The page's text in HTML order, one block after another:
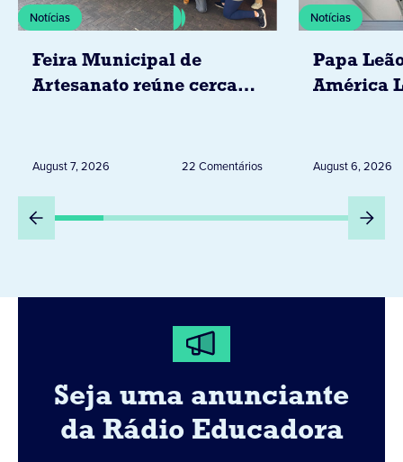
Notícias
Feira Municipal de
Artesanato reúne cerca
August 7, 2026 22 Comentários
Notícias
Papa
América
Peru
August 6, 2026
Seja uma anunciante
da Rádio Educadora